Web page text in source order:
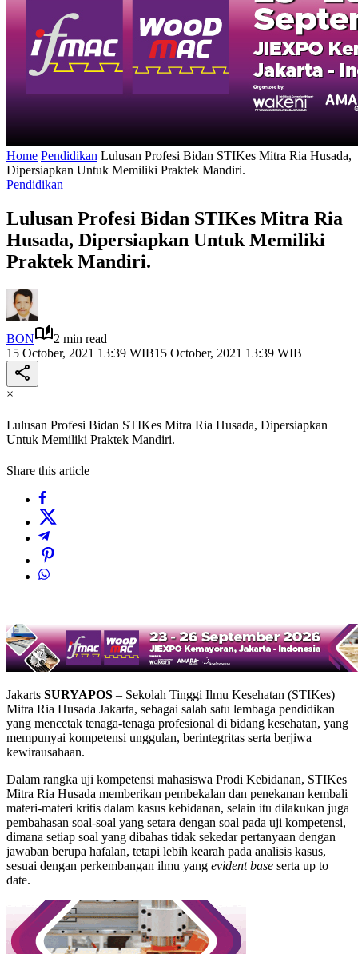
Home Pendidikan Lulusan Profesi Bidan STIKes Mitra Ria Husada,
Dipersiapkan Untuk Memiliki Praktek Mandiri.
Pendidikan
Lulusan Profesi Bidan STIKes Mitra Ria
Husada, Dipersiapkan Untuk Memiliki
Praktek Mandiri.
BON
2 min read
15 October, 2021 13:39 WIB15 October, 2021 13:39 WIB
×
Lulusan Profesi Bidan STIKes Mitra Ria Husada, Dipersiapkan
Untuk Memiliki Praktek Mandiri.
Share this article
Jakarts SURYAPOS – Sekolah Tinggi Ilmu Kesehatan (STIKes)
Mitra Ria Husada Jakarta, sebagai salah satu lembaga pendidikan
yang mencetak tenaga-tenaga profesional di bidang kesehatan, yang
mempunyai kompetensi unggulan, berintegritas serta berjiwa
kewirausahaan.
Dalam rangka uji kompetensi mahasiswa Prodi Kebidanan, STIKes
Mitra Ria Husada memberikan pembekalan dan penekanan kembali
materi-materi kritis dalam kasus kebidanan, selain itu dilakukan juga
pembahasan soal-soal yang setara dengan soal pada uji kompetensi,
dimana setiap soal yang dibahas tidak sekedar pertanyaan dengan
jawaban berupa hafalan, tetapi lebih kearah pada analisis kasus,
sesuai dengan perkembangan ilmu yang evident base serta up to
date.